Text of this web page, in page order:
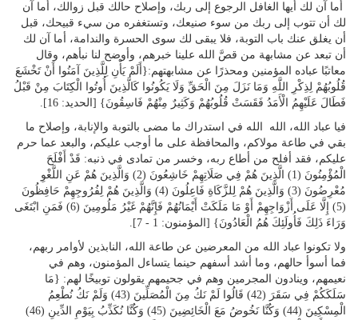
أما آن لك أيها الغافل الرجوع إلى ربك، وإصلاح حالك قبل زوالك، أما آن
لك أن تتوب إلى ربك من سوء صنيعك، وتستغفره من سيء قبيحك، قبل
أن يغلق عنك باب التوبة، فلا يبقى لك سوى الحسرة والندامة، أما آن لك
أن تبعد عن مشابهة من قصَّ الله علينا خبرهم، وأوضح لنا نبأهم، وقال
معاتبًا عباده المؤمنين ومحذرًا عن مشابهتهم:{أَلَمْ يَأْنِ لِلَّذِينَ آمَنُوا أَنْ تَخْشَعَ
قُلُوبُهُمْ لِذِكْرِ اللَّهِ وَمَا نَزَلَ مِنَ الْحَقِّ وَلَا يَكُونُوا كَالَّذِينَ أُوتُوا الْكِتَابَ مِنْ قَبْلُ
فَطَالَ عَلَيْهِمُ الْأَمَدُ فَقَسَتْ قُلُوبُهُمْ وَكَثِيرٌ مِنْهُمْ فَاسِقُونَ} [الحديد: 16].
فيا عباد الله، الله الله في استدراك ما مضى بالتوبة والإنابة، وإصلاح ما
بقي في طاعة مولاكم، والمحافظة على ما أوجب عليكم، والبعد عما حرم
عليكم، فقد أفلح من أطاع ربه، وخسر من تمادى في ذنبه: قَدْ أَفْلَحَ
الْمُؤْمِنُونَ (1) الَّذِينَ هُمْ فِي صَلَاتِهِمْ خَاشِعُونَ (2) وَالَّذِينَ هُمْ عَنِ اللَّغْوِ
مُعْرِضُونَ (3) وَالَّذِينَ هُمْ لِلزَّكَاةِ فَاعِلُونَ (4) وَالَّذِينَ هُمْ لِفُرُوجِهِمْ حَافِظُونَ
(5) إِلَّا عَلَى أَزْوَاجِهِمْ أَوْ مَا مَلَكَتْ أَيْمَانُهُمْ فَإِنَّهُمْ غَيْرُ مَلُومِينَ (6) فَمَنِ ابْتَغَى
وَرَاءَ ذَلِكَ فَأُولَئِكَ هُمُ الْعَادُونَ} [المؤمنون: 1 - 7].
ولا تكونوا عباد الله من المعرضين عن طاعة الله، النابذين لأوامر ربهم،
فما أسوأ حالهم، وما أشد أسفهم حينما يتساءل المؤمنون، وهم في
نعيمهم، وينادون المجرمين وهم في جحيمهم يقولون توبيخًا لهم: {مَا
سَلَكَكُمْ فِي سَقَرَ (42) قَالُوا لَمْ نَكُ مِنَ الْمُصَلِّينَ (43) وَلَمْ نَكُ نُطْعِمُ
الْمِسْكِينَ (44) وَكُنَّا نَخُوضُ مَعَ الْخَائِضِينَ (45) وَكُنَّا نُكَذِّبُ بِيَوْمِ الدِّينِ (46)